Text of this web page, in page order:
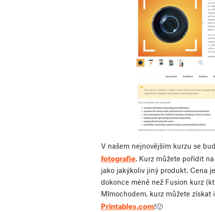
V našem nejnovějším kurzu se
fotografie. Kurz můžete pořídit
jako jakýkoliv jiný produkt. Cena je
dokonce méně než Fusion kurz
MImochodem, kurz můžete získat
Printables.com!🙂